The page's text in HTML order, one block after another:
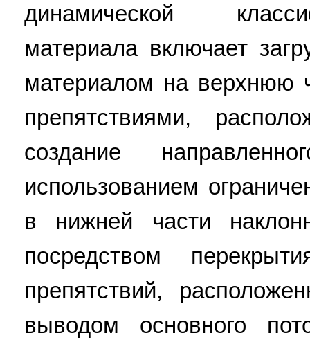
динамической
материала включает
материалом на верхнюю
препятствиями,
создание
использованием
в нижней части
посредством
препятствий,
выводом основного